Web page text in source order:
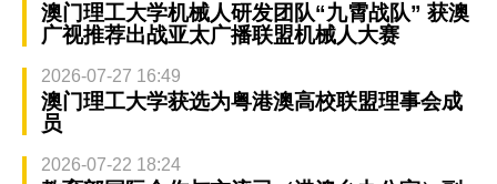
澳门理工大学机械人研发团队“九霄战队” 获澳
广视推荐出战亚太广播联盟机械人大赛
2026-07-27 16:49
澳门理工大学获选为粤港澳高校联盟理事会成
员
2026-07-22 18:24